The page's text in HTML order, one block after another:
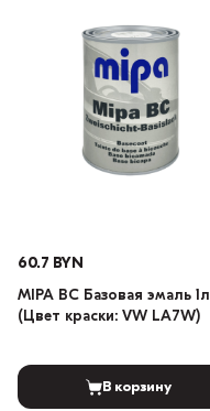
60.7 BYN
MIPA BC Базовая эмаль 1л
(Цвет краски: VW LA7W)
В корзину